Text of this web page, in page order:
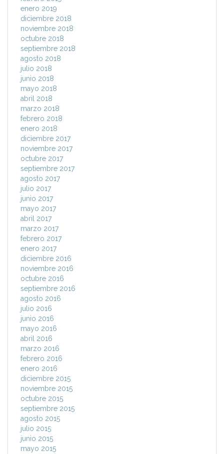
enero 2019
diciembre 2018
noviembre 2018
octubre 2018
septiembre 2018
agosto 2018
julio 2018
junio 2018
mayo 2018
abril 2018
marzo 2018
febrero 2018
enero 2018
diciembre 2017
noviembre 2017
octubre 2017
septiembre 2017
agosto 2017
julio 2017
junio 2017
mayo 2017
abril 2017
marzo 2017
febrero 2017
enero 2017
diciembre 2016
noviembre 2016
octubre 2016
septiembre 2016
agosto 2016
julio 2016
junio 2016
mayo 2016
abril 2016
marzo 2016
febrero 2016
enero 2016
diciembre 2015
noviembre 2015
octubre 2015
septiembre 2015
agosto 2015
julio 2015
junio 2015
mayo 2015